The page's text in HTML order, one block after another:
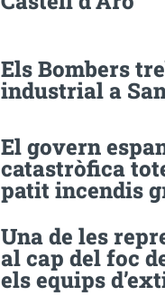
Els Bombers
industrial a
El govern
catastròfica
patit incendis
Una de les
al cap del foc
els equips